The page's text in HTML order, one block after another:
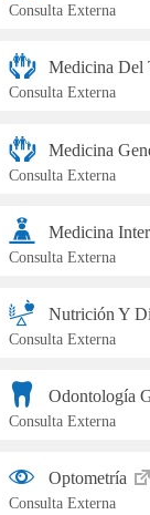
Consulta Externa
Medicina Del
Consulta Externa
Medicina
Consulta Externa
Medicina
Consulta Externa
Nutrición Y
Consulta Externa
Odontología
Consulta Externa
Optometría
Consulta Externa